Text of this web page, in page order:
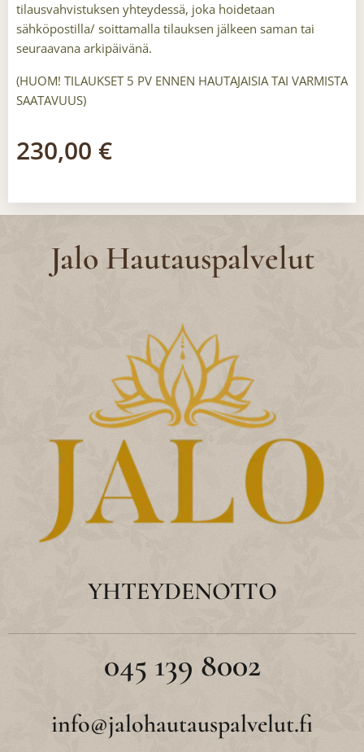
tilausvahvistuksen yhteydessä, joka hoidetaan
sähköpostilla/ soittamalla tilauksen jälkeen saman tai
seuraavana arkipäivänä.
(HUOM! TILAUKSET 5 PV ENNEN HAUTAJAISIA TAI VARMISTA
SAATAVUUS)
230,00 €
Jalo Hautauspalvelut
YHTEYDENOTTO
045 139 8002
info@jalohautauspalvelut.fi